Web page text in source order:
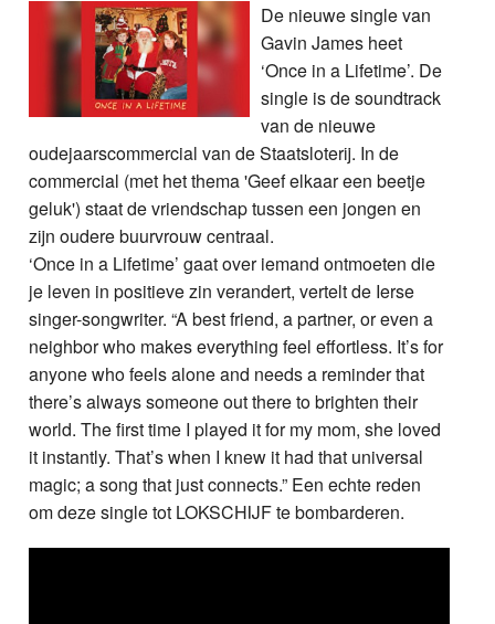
De nieuwe single van
Gavin James heet
‘Once in a Lifetime’. De
single is de soundtrack
van de nieuwe
oudejaarscommercial van de Staatsloterij. In de
commercial (met het thema 'Geef elkaar een beetje
geluk') staat de vriendschap tussen een jongen en
zijn oudere buurvrouw centraal.
‘Once in a Lifetime’ gaat over iemand ontmoeten die
je leven in positieve zin verandert, vertelt de Ierse
singer-songwriter. “A best friend, a partner, or even a
neighbor who makes everything feel effortless. It’s for
anyone who feels alone and needs a reminder that
there’s always someone out there to brighten their
world. The first time I played it for my mom, she loved
it instantly. That’s when I knew it had that universal
magic; a song that just connects.” Een echte reden
om deze single tot LOKSCHIJF te bombarderen.